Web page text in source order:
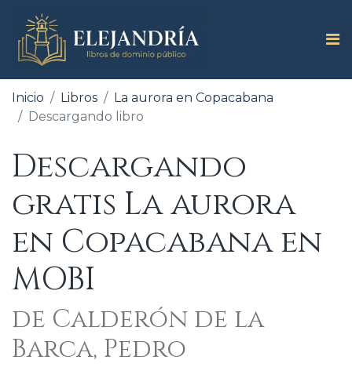
Inicio Libros
La aurora en Copacabana
Descargando libro
Descargando
gratis La aurora
en Copacabana en
MOBI
de Calderón de la
Barca, Pedro